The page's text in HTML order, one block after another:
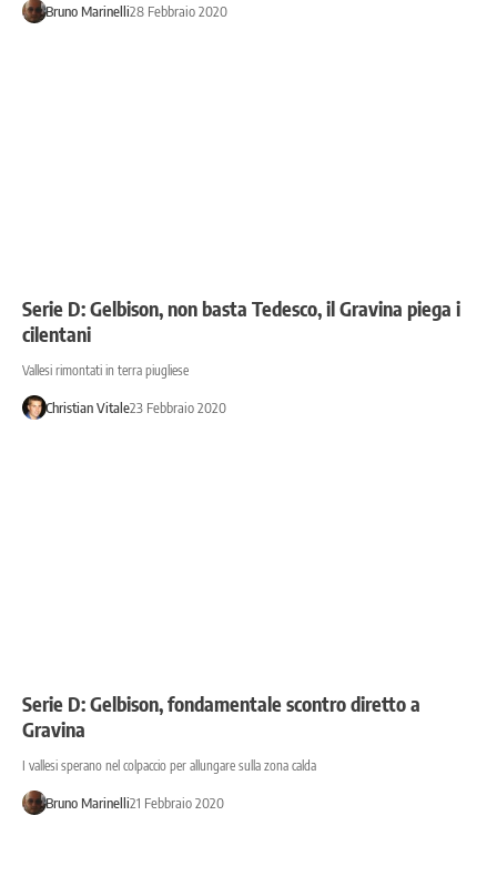
Bruno Marinelli28 Febbraio 2020
Serie D: Gelbison, non basta Tedesco, il Gravina piega i
cilentani
Vallesi rimontati in terra piugliese
Christian Vitale23 Febbraio 2020
Serie D: Gelbison, fondamentale scontro diretto a
Gravina
I vallesi sperano nel colpaccio per allungare sulla zona calda
Bruno Marinelli21 Febbraio 2020